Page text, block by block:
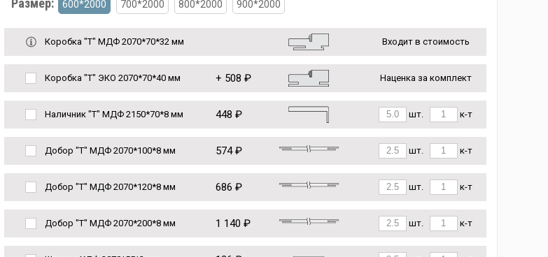
Размер: 600*2000 700*2000 800*2000 900*2000
Коробка "Т" МДФ 2070*70*32 мм Входит в стоимость
Коробка "Т" ЭКО 2070*70*40 мм + 508 ₽ Наценка за комплект
Наличник "Т" МДФ 2150*70*8 мм 448 ₽ шт. к-т
Добор "Т" МДФ 2070*100*8 мм 574 ₽ шт. к-т
Добор "Т" МДФ 2070*120*8 мм 686 ₽ шт. к-т
Добор "Т" МДФ 2070*200*8 мм 1 140 ₽ шт. к-т